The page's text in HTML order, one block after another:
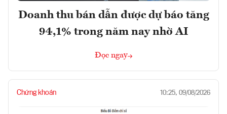
Doanh thu bán dẫn được dự báo tăng
94,1% trong năm nay nhờ AI
Đọc ngay
Chứng khoán 10:25, 09/08/2026